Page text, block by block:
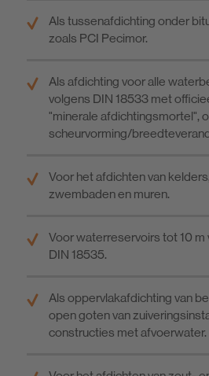
Als tussenafdichting onder
zoals PCI Pecimor.
Als afdichting voor alle
volgens DIN 18533 met
"minerale afdichtingsmortel",
scheurvorming/
Voor het afdichten van
zwembaden en muren.
Voor waterreservoirs tot 10
DIN 18535.
Als oppervlakafdichting van
open goten van
constructies met afvoerwater.